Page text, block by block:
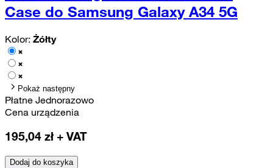
Case do Samsung Galaxy A34 5G
Kolor: Żółty
Pokaż następny
Płatne Jednorazowo
Cena urządzenia
195,04 zł + VAT
Dodaj do koszyka